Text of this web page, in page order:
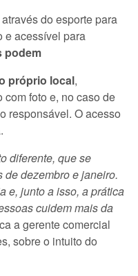
do esporte para
e acessível para
podem
próprio local,
foto e, no caso de
responsável. O acesso
diferente, que se
dezembro e janeiro.
e, junto a isso, a prática
cuidem mais da
a gerente comercial
sobre o intuito do